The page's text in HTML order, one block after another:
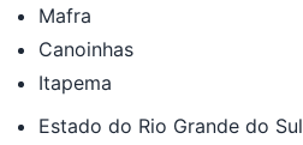
Mafra
Canoinhas
Itapema
Estado do Rio Grande do Sul